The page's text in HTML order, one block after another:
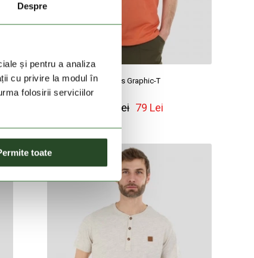
Despre
și pentru a analiza
cu privire la modul în
folosirii serviciilor
toate
Montes Graphic-T
119 Lei 79 Lei